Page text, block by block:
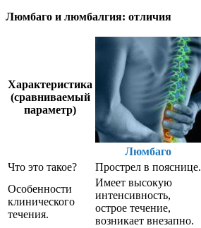
Люмбаго и люмбалгия: отличия
Характеристика
(сравниваемый
параметр)
Люмбаго
Что это такое?
Прострел в пояснице.
Особенности
клинического
течения.
Имеет высокую
интенсивность,
острое течение,
возникает внезапно.